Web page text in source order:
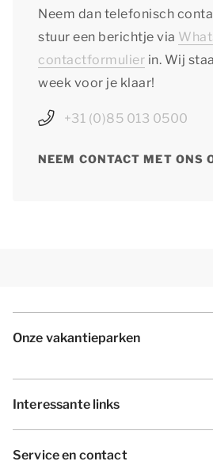
Neem dan telefonisch
stuur een berichtje via
contactformulier in. Wij
week voor je klaar!
+31 (0)85 013 0500
NEEM CONTACT MET ONS
Onze vakantieparken
Interessante links
Service en contact